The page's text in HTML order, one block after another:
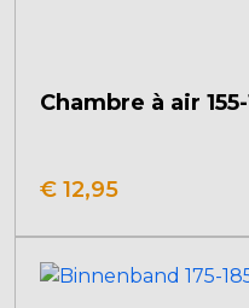
Chambre à air 155-
€ 12,95